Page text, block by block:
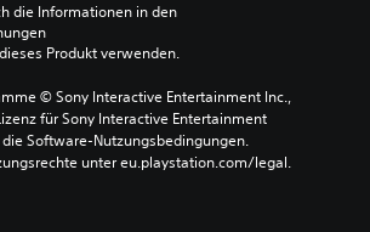
die Informationen in den
Produkt verwenden.
© Sony Interactive Entertainment Inc.,
für Sony Interactive Entertainment
die Software-Nutzungsbedingungen.
unter eu.playstation.com/legal.